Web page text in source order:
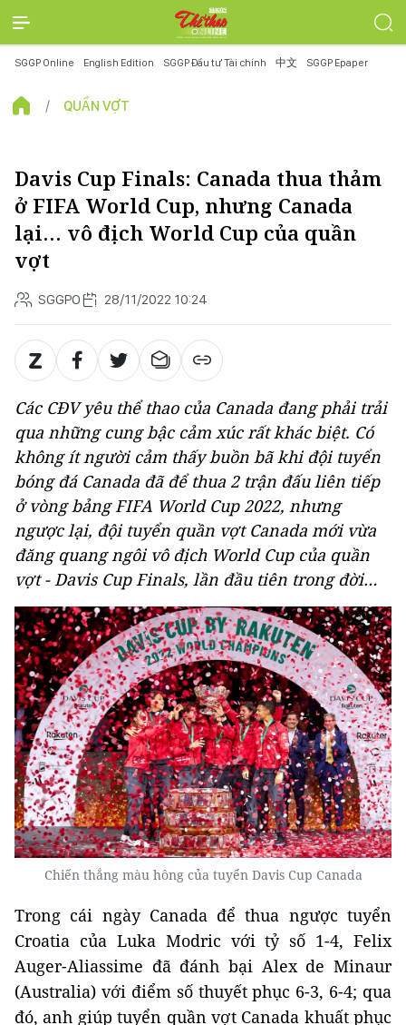
SGGP Online English Edition SGGP Đầu tư Tài chính 中文 SGGP Epaper
QUẦN VỢT
Davis Cup Finals: Canada thua thảm
ở FIFA World Cup, nhưng Canada
lại… vô địch World Cup của quần
vợt
SGGPO 28/11/2022 10:24
Các CĐV yêu thể thao của Canada đang phải trải
qua những cung bậc cảm xúc rất khác biệt. Có
không ít người cảm thấy buồn bã khi đội tuyển
bóng đá Canada đã để thua 2 trận đấu liên tiếp
ở vòng bảng FIFA World Cup 2022, nhưng
ngược lại, đội tuyển quần vợt Canada mới vừa
đăng quang ngôi vô địch World Cup của quần
vợt - Davis Cup Finals, lần đầu tiên trong đời…
Chiến thắng màu hông của tuyển Davis Cup Canada
Trong cái ngày Canada để thua ngược tuyển
Croatia của Luka Modric với tỷ số 1-4, Felix
Auger-Aliassime đã đánh bại Alex de Minaur
(Australia) với điểm số thuyết phục 6-3, 6-4; qua
đó, anh giúp tuyển quần vợt Canada khuất phục